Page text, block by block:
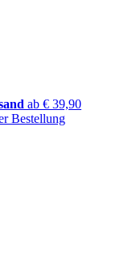
ab € 39,90
Bestellung